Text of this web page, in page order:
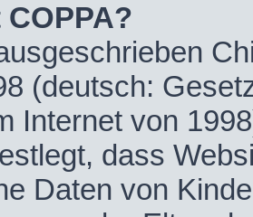
(deutsch:
Internet von
dass
Daten von